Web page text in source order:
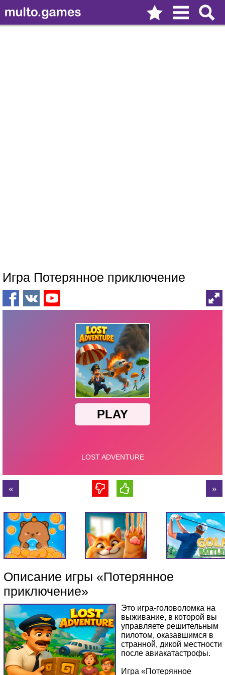
Игра Потерянное приключение
Описание игры «Потерянное
приключение»
Это игра-головоломка на
выживание, в которой вы
управляете решительным
пилотом, оказавшимся в
странной, дикой местности
после авиакатастрофы.
Игра «Потерянное